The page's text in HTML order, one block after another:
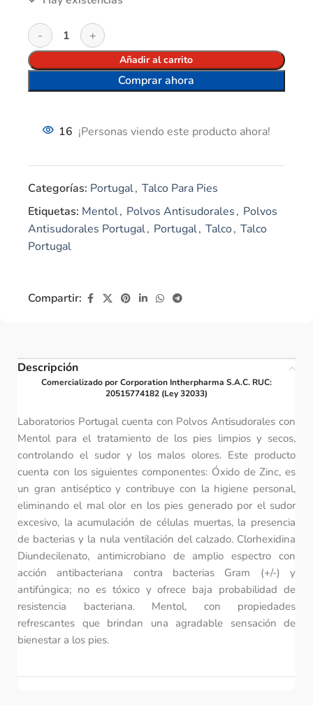
Añadir al carrito
Comprar ahora
16 ¡Personas viendo este producto ahora!
Categorías: Portugal, Talco Para Pies
Etiquetas: Mentol, Polvos Antisudorales, Polvos
Antisudorales Portugal, Portugal, Talco, Talco
Portugal
Compartir:
Descripción
Comercializado por Corporation Intherpharma S.A.C. RUC:
20515774182 (Ley 32033)
Laboratorios Portugal cuenta con Polvos Antisudorales con
Mentol para el tratamiento de los pies limpios y secos,
controlando el sudor y los malos olores. Este producto
cuenta con los siguientes componentes: Óxido de Zinc, es
un gran antiséptico y contribuye con la higiene personal,
eliminando el mal olor en los pies generado por el sudor
excesivo, la acumulación de células muertas, la presencia
de bacterias y la nula ventilación del calzado. Clorhexidina
Diundecilenato, antimicrobiano de amplio espectro con
acción antibacteriana contra bacterias Gram (+/-) y
antifúngica; no es tóxico y ofrece baja probabilidad de
resistencia bacteriana. Mentol, con propiedades
refrescantes que brindan una agradable sensación de
bienestar a los pies.